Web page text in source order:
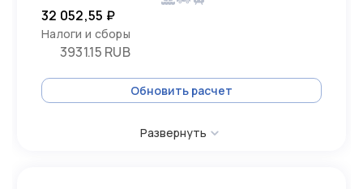
32 052,55 ₽
Налоги и сборы
3931.15 RUB
Обновить расчет
Развернуть